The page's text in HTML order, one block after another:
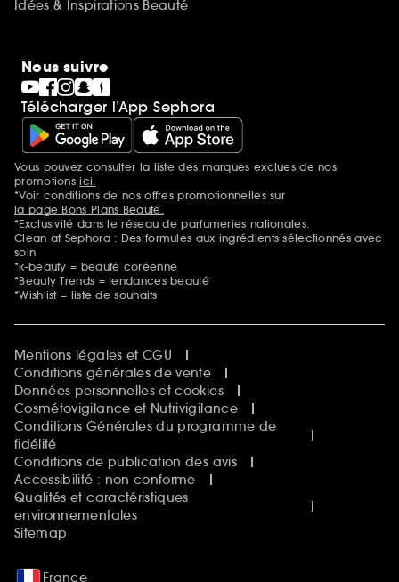
Idées & Inspirations Beauté
Nous suivre
Télécharger l’App Sephora
Mentions additionnelles
Vous pouvez consulter la liste des marques exclues de nos
promotionsici.
*Voir conditions de nos offres promotionnelles sur
la page Bons Plans Beauté.
*Exclusivité dans le réseau de parfumeries nationales.
Clean at Sephora : Des formules aux ingrédients sélectionnés avec
soin
*k-beauty = beauté coréenne
*Beauty Trends = tendances beauté
*Wishlist = liste de souhaits
Mentions légales et CGU
Conditions générales de vente
Données personnelles et cookies
Cosmétovigilance et Nutrivigilance
Conditions Générales du programme de
fidélité
Conditions de publication des avis
Accessibilité : non conforme
Qualités et caractéristiques
environnementales
Sitemap
France